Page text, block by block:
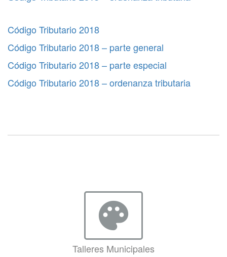
Código Tributario 2018
Código Tributario 2018 – parte general
Código Tributario 2018 – parte especial
Código Tributario 2018 – ordenanza tributaria
palette
Talleres Municipales